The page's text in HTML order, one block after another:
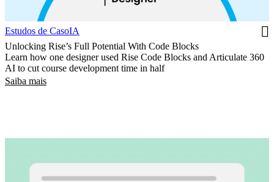
Estudos de CasoIA
Unlocking Rise’s Full Potential With Code Blocks
Learn how one designer used Rise Code Blocks and Articulate 360
AI to cut course development time in half
Saiba mais